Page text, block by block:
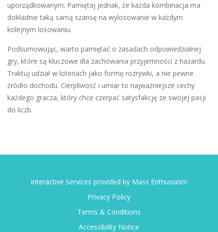
uporządkowanym. Pamiętaj jednak, że każda kombinacja ma
dokładnie taką samą szansę na wylosowanie w każdym
kolejnym losowaniu.
Podsumowując, warto pamiętać o zasadach odpowiedzialnej
gry, które są kluczowe dla zachowania przyjemności z hazardu.
Traktuj udział w loteriach jako formę rozrywki, a nie pewne
źródło dochodu. Cierpliwość i umiar to najważniejsze cechy
każdego gracza, który chce czerpać satysfakcję ze swojej pasji
do liczb.
Interactive Services provided by Mass Enthusiasm
Privacy Policy
Terms & Conditions
Accessibility Notice